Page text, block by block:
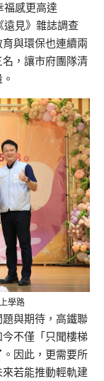
福感更高達
遠見》雜誌調查
與環保也連續兩
，讓市府團隊清
學路
與期待，高鐵聯
不僅「只聞樓梯
因此，更需要所
若能推動輕軌建